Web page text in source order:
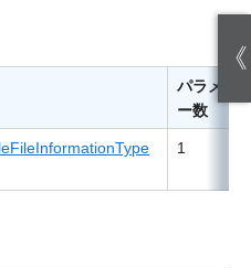
パラメー
ー数
1
《